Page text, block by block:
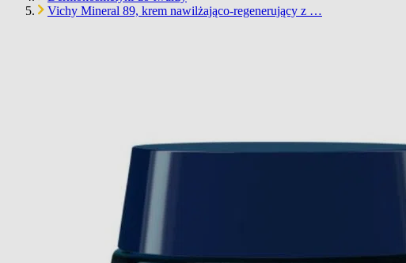
Vichy Mineral 89, krem nawilżająco-regenerujący z …